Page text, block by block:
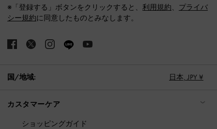
※「登録する」ボタンをクリックすると、 利用規約、 プライバ
シー規約に同意したものとみなします。
国/地域: 日本, JPY ¥
カスタマーケア
ショッピングガイド